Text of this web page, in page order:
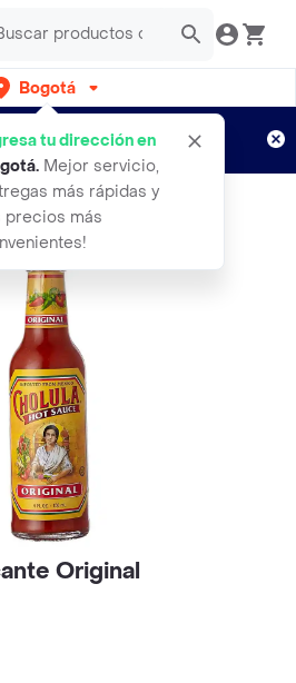
Bogotá
tu dirección en
. Mejor servicio,
más rápidas y
precios más
por semanas
Aplican TyC
Original